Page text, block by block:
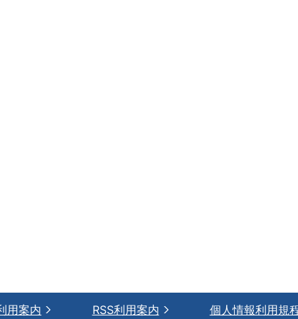
用案内 RSS利用案内 個人情報利用規